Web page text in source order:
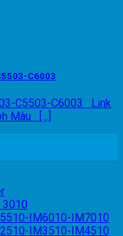
C6003
C5503-C6003 Link
Màu [...]
3010
IM6010-IM7010
IM3510-IM4510